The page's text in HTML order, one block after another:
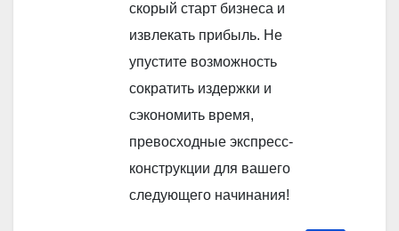
скорый старт бизнеса и
извлекать прибыль. Не
упустите возможность
сократить издержки и
сэкономить время,
превосходные экспресс-
конструкции для вашего
следующего начинания!